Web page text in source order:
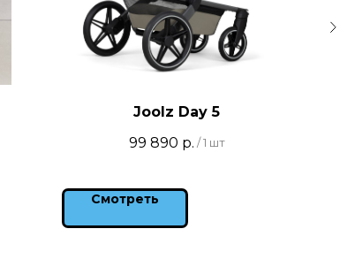
Joolz Day 5
99 890 р. / 1 шт
Смотреть